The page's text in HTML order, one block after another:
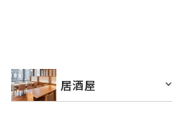
居酒屋